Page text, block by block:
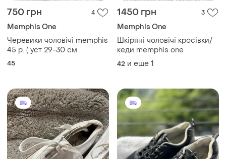
750 грн 4
Memphis One
Черевики чоловічі memphis
45 р. ( уст 29-30 см
45
1450 грн 3
Memphis One
Шкіряні чоловічі кросівки/
кеди memphis one
42 и еще 1